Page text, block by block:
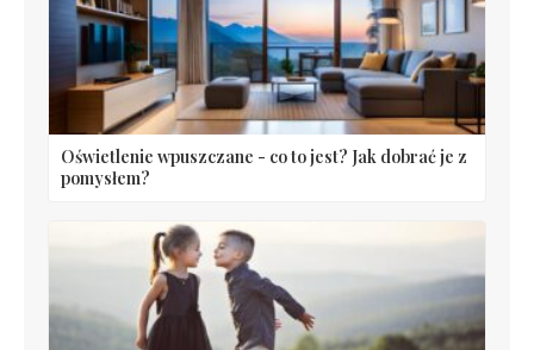
Oświetlenie wpuszczane - co to jest? Jak dobrać je z
pomysłem?